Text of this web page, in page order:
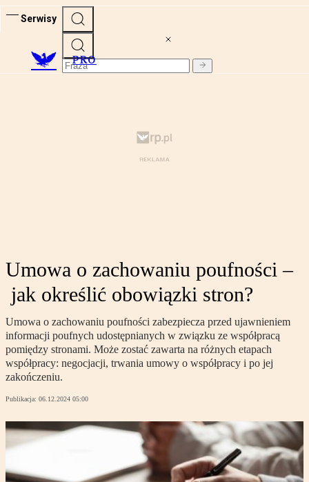
Serwisy
PRO
Umowa o zachowaniu poufności –
jak określić obowiązki stron?
Umowa o zachowaniu poufności zabezpiecza przed ujawnieniem
informacji poufnych udostępnianych w związku ze współpracą
pomiędzy stronami. Może zostać zawarta na różnych etapach
współpracy: negocjacji, trwania umowy o współpracy i po jej
zakończeniu.
Publikacja: 06.12.2024 05:00